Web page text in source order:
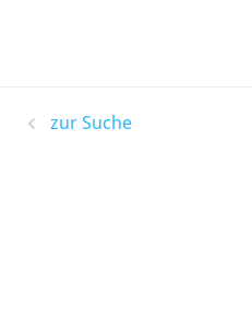
zur Suche